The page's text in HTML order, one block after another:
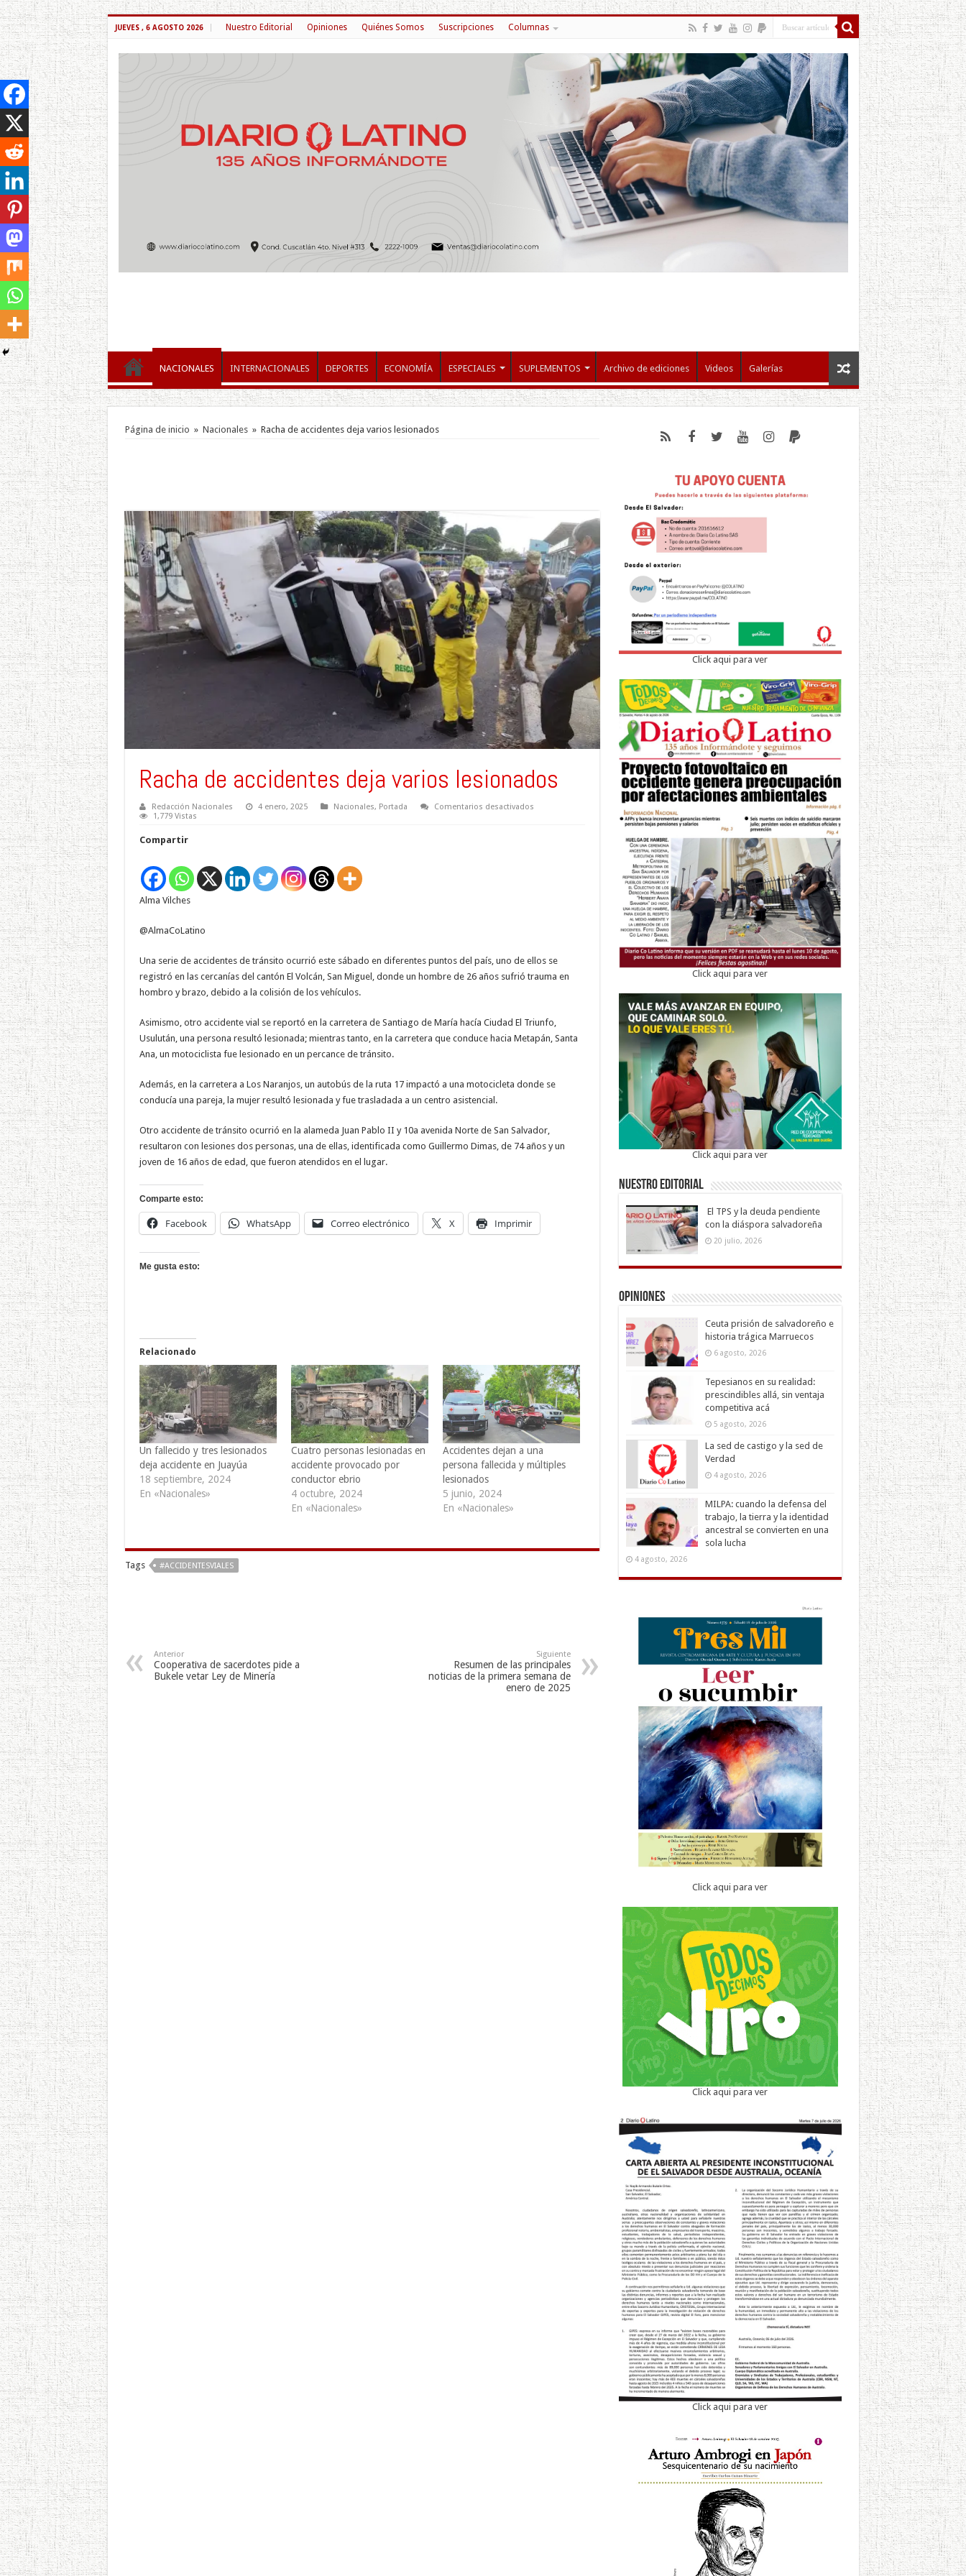
JUEVES , 6 AGOSTO 2026 Nuestro Editorial Opiniones Quiénes Somos Suscripciones Columnas
NACIONALES INTERNACIONALES DEPORTES ECONOMÍA ESPECIALES SUPLEMENTOS Archivo de ediciones Videos Galerías
Página de inicio » Nacionales » Racha de accidentes deja varios lesionados
Racha de accidentes deja varios lesionados
Redacción Nacionales 4 enero, 2025 Nacionales, Portada Comentarios desactivadosen
1,779 Vistas
Compartir
Alma Vilches
@AlmaCoLatino
Una serie de accidentes de tránsito ocurrió este sábado en diferentes puntos del país, uno de ellos se
registró en las cercanías del cantón El Volcán, San Miguel, donde un hombre de 26 años sufrió trauma en
hombro y brazo, debido a la colisión de los vehículos.
Asimismo, otro accidente vial se reportó en la carretera de Santiago de María hacía Ciudad El Triunfo,
Usulután, una persona resultó lesionada; mientras tanto, en la carretera que conduce hacia Metapán, Santa
Ana, un motociclista fue lesionado en un percance de tránsito.
Además, en la carretera a Los Naranjos, un autobús de la ruta 17 impactó a una motocicleta donde se
conducía una pareja, la mujer resultó lesionada y fue trasladada a un centro asistencial.
Otro accidente de tránsito ocurrió en la alameda Juan Pablo II y 10a avenida Norte de San Salvador,
resultaron con lesiones dos personas, una de ellas, identificada como Guillermo Dimas, de 74 años y un
joven de 16 años de edad, que fueron atendidos en el lugar.
Comparte esto:
Facebook WhatsApp Correo electrónico X Imprimir
Me gusta esto:
Relacionado
Un fallecido y tres lesionados
deja accidente en Juayúa
18 septiembre, 2024
En «Nacionales»
Cuatro personas lesionadas en
accidente provocado por
conductor ebrio
4 octubre, 2024
En «Nacionales»
Accidentes dejan a una
persona fallecida y múltiples
lesionados
5 junio, 2024
En «Nacionales»
Tags #ACCIDENTESVIALES
Anterior
Cooperativa de sacerdotes pide a
Bukele vetar Ley de Minería
Siguiente
Resumen de las principales
noticias de la primera semana de
enero de 2025
Click aqui para ver
Click aqui para ver
Click aqui para ver
Nuestro Editorial
El TPS y la deuda pendiente
con la diáspora salvadoreña
20 julio, 2026
Opiniones
Ceuta prisión de salvadoreño e
historia trágica Marruecos
6 agosto, 2026
Tepesianos en su realidad:
prescindibles allá, sin ventaja
competitiva acá
5 agosto, 2026
La sed de castigo y la sed de
Verdad
4 agosto, 2026
MILPA: cuando la defensa del
trabajo, la tierra y la identidad
ancestral se convierten en una
sola lucha
4 agosto, 2026
Click aqui para ver
Click aqui para ver
Click aqui para ver